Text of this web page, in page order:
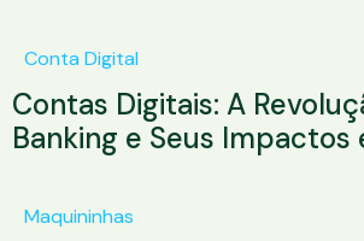
Conta Digital
Contas Digitais: A
Banking e Seus Impactos
Maquininhas